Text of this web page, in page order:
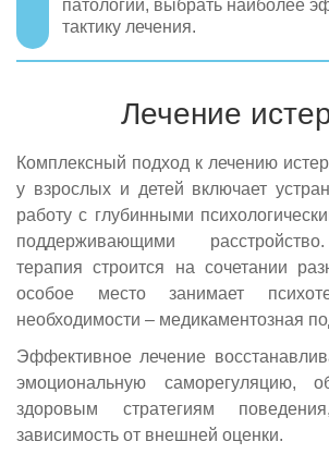
патологии, выбрать наиболее
тактику лечения.
Лечение
Комплексный подход к лечению
у взрослых и детей включает
работу с глубинными
поддерживающими
терапия строится на сочетании
особое место занимает
необходимости – медикаментозная
Эффективное лечение
эмоциональную саморегуляцию,
здоровым стратегиям
зависимость от внешней оценки.